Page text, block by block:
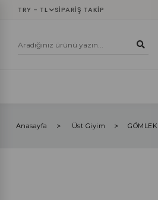
TRY - TL SIPARIŞ TAKIP
Anasayfa Üst Giyim GÖMLEK